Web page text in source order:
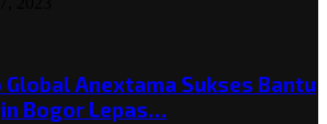
Global Anextama Sukses Bantu
Bogor Lepas…